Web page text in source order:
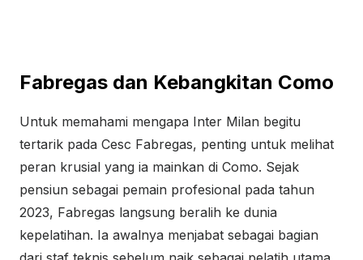
Fabregas dan Kebangkitan Como
Untuk memahami mengapa Inter Milan begitu
tertarik pada Cesc Fabregas, penting untuk melihat
peran krusial yang ia mainkan di Como. Sejak
pensiun sebagai pemain profesional pada tahun
2023, Fabregas langsung beralih ke dunia
kepelatihan. Ia awalnya menjabat sebagai bagian